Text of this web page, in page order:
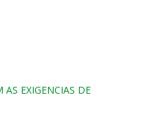
EXIGENCIAS DE